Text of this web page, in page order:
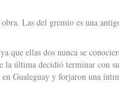
Las del gremio es una
que ellas dos nunca se
la última decidió terminar con
en Gualeguay y forjaron una